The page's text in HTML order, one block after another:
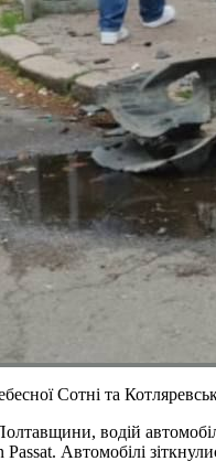
Сотні та
водій
Автомобілі